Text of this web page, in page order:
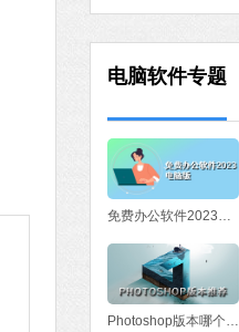
电脑软件专题
免费办公软件2023电脑版
Photoshop版本哪个好？Photoshop版本推荐